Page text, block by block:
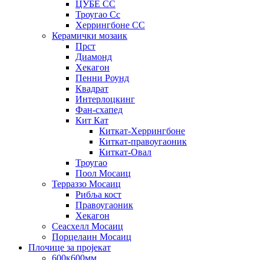
ЦУБЕ СС
Троугао Сс
Херрингбоне СС
Керамички мозаик
Прст
Диамонд
Хекагон
Пенни Роунд
Квадрат
Интерлоцкинг
Фан-схапед
Кит Кат
Киткат-Херрингбоне
Киткат-правоугаоник
Киткат-Овал
Троугао
Поол Мосаиц
Терраззо Мосаиц
Рибља кост
Правоугаоник
Хекагон
Сеасхелл Мосаиц
Порцелаин Мосаиц
Плочице за пројекат